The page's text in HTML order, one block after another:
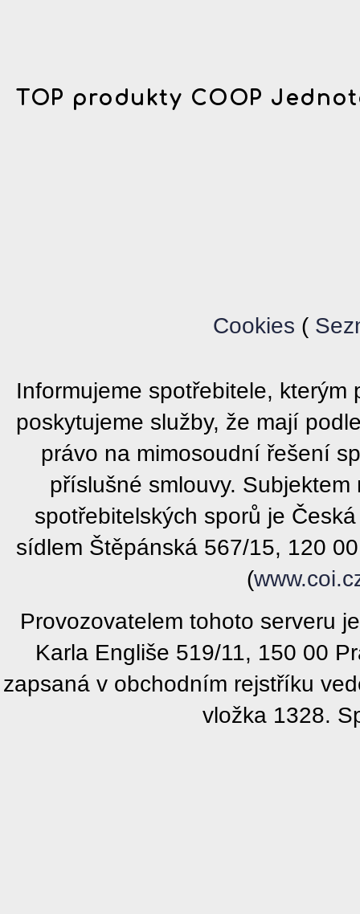
TOP produkty COOP
Cookies (
Informujeme spotřebitele, kterým
poskytujeme služby, že mají
právo na mimosoudní řešení
příslušné smlouvy.
spotřebitelských sporů je
sídlem Štěpánská 567/15, 120
(
Provozovatelem tohoto serveru
Karla Engliše 519/11, 150 00
zapsaná v obchodním rejstříku
vložka 1328.